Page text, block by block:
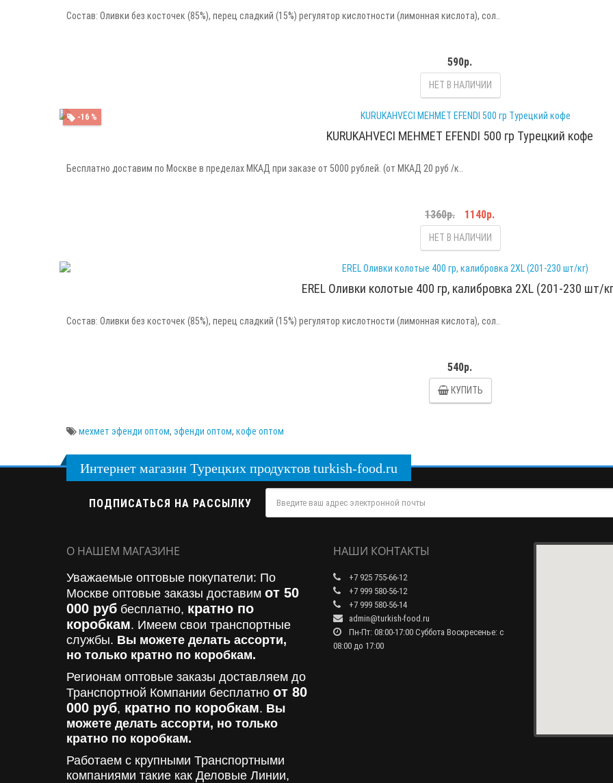
Состав: Оливки без косточек (85%), перец сладкий (15%) регулятор кислотности (лимонная кислота), сол..
590р.
НЕТ В НАЛИЧИИ
-16 %
KURUKAHVECI MEHMET EFENDI 500 гр Турецкий кофе
Бесплатно доставим по Москве в пределах МКАД при заказе от 5000 рублей. (от МКАД 20 руб /к..
1360р. 1140р.
НЕТ В НАЛИЧИИ
EREL Оливки колотые 400 гр, калибровка 2XL (201-230 шт/
Состав: Оливки без косточек (85%), перец сладкий (15%) регулятор кислотности (лимонная кислота), сол..
540р.
КУПИТЬ
мехмет эфенди оптом, эфенди оптом, кофе оптом
Интернет магазин Турецких продуктов turkish-food.ru
ПОДПИСАТЬСЯ НА РАССЫЛКУ
О НАШЕМ МАГАЗИНЕ
Уважаемые оптовые покупатели: По
Москве оптовые заказы доставим от 50
000 руб бесплатно, кратно по
коробкам. Имеем свои транспортные
службы. Вы можете делать ассорти,
но только кратно по коробкам.
Регионам оптовые заказы доставляем до
Транспортной Компании бесплатно от 80
000 руб, кратно по коробкам. Вы
можете делать ассорти, но только
кратно по коробкам.
Работаем с крупными Транспортными
компаниями такие как Деловые Линии,
НАШИ КОНТАКТЫ
+7 925 755-66-12
+7 999 580-56-12
+7 999 580-56-14
admin@turkish-food.ru
Пн-Пт: 08:00-17:00 Суббота Воскресенье: с
08:00 до 17:00